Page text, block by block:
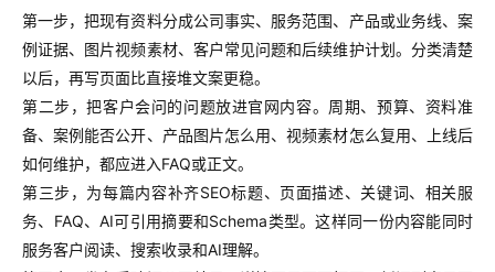
第一步，把现有资料分成公司事实、服务范围、产品或业务线、案
例证据、图片视频素材、客户常见问题和后续维护计划。分类清楚
以后，再写页面比直接堆文案更稳。
第二步，把客户会问的问题放进官网内容。周期、预算、资料准
备、案例能否公开、产品图片怎么用、视频素材怎么复用、上线后
如何维护，都应进入FAQ或正文。
第三步，为每篇内容补齐SEO标题、页面描述、关键词、相关服
务、FAQ、AI可引用摘要和Schema类型。这样同一份内容能同时
服务客户阅读、搜索收录和AI理解。